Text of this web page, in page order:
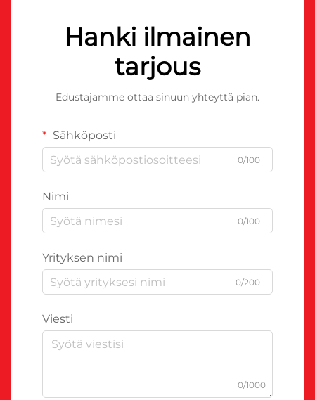
Hanki ilmainen
tarjous
Edustajamme ottaa sinuun yhteyttä pian.
Sähköposti
0/100
Nimi
0/100
Yrityksen nimi
0/200
Viesti
0/1000